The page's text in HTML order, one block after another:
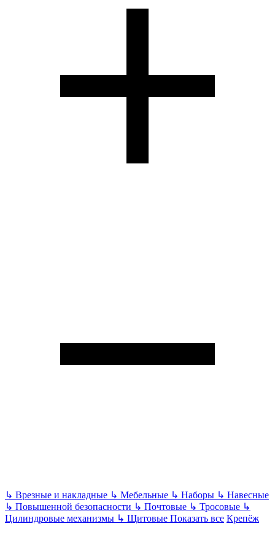
↳ Врезные и накладные ↳ Мебельные ↳ Наборы ↳ Навесные
↳ Повышенной безопасности ↳ Почтовые ↳ Тросовые ↳
Цилиндровые механизмы ↳ Щитовые Показать все Крепёж